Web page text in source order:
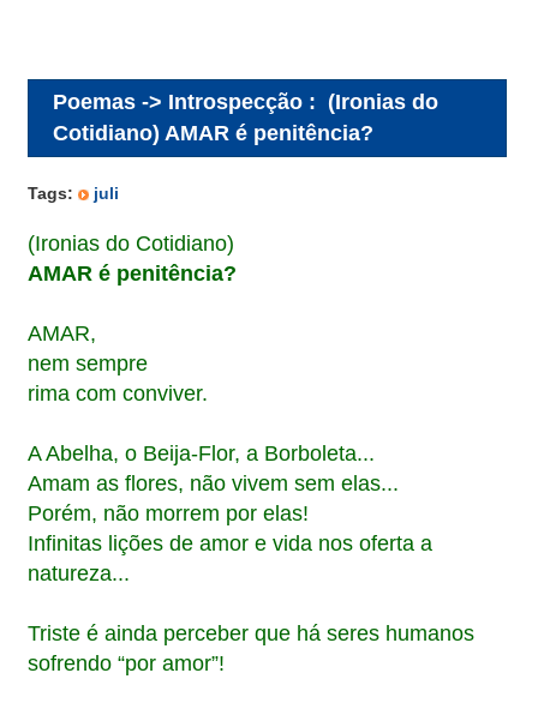
Poemas -> Introspecção : (Ironias do
Cotidiano) AMAR é penitência?
Tags: juli
(Ironias do Cotidiano)
AMAR é penitência?
AMAR,
nem sempre
rima com conviver.
A Abelha, o Beija-Flor, a Borboleta...
Amam as flores, não vivem sem elas...
Porém, não morrem por elas!
Infinitas lições de amor e vida nos oferta a
natureza...
Triste é ainda perceber que há seres humanos
sofrendo “por amor”!